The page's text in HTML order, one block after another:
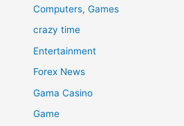
Computers, Games
crazy time
Entertainment
Forex News
Gama Casino
Game